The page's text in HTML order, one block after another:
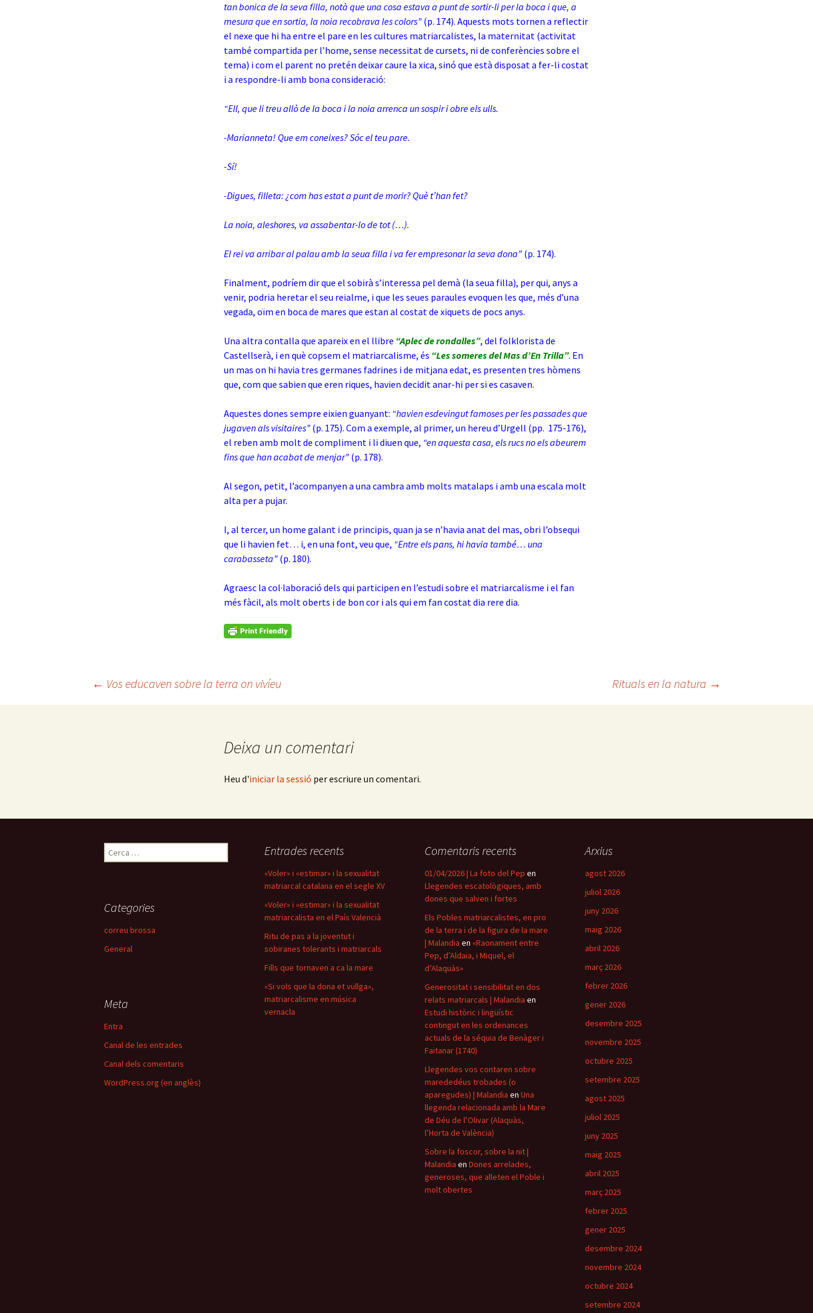
tan bonica de la seva filla, notà que una cosa estava a punt de sortir-li per la boca i que, a
mesura que en sortia, la noia recobrava les colors” (p. 174). Aquests mots tornen a reflectir
el nexe que hi ha entre el pare en les cultures matriarcalistes, la maternitat (activitat
també compartida per l’home, sense necessitat de cursets, ni de conferències sobre el
tema) i com el parent no pretén deixar caure la xica, sinó que està disposat a fer-li costat
i a respondre-li amb bona consideració:
“Ell, que li treu allò de la boca i la noia arrenca un sospir i obre els ulls.
-Marianneta! Que em coneixes? Sóc el teu pare.
-Sí!
-Digues, filleta: ¿com has estat a punt de morir? Què t’han fet?
La noia, aleshores, va assabentar-lo de tot (…).
El rei va arribar al palau amb la seua filla i va fer empresonar la seva dona” (p. 174).
Finalment, podríem dir que el sobirà s’interessa pel demà (la seua filla), per qui, anys a
venir, podria heretar el seu reialme, i que les seues paraules evoquen les que, més d’una
vegada, oïm en boca de mares que estan al costat de xiquets de pocs anys.
Una altra contalla que apareix en el llibre “Aplec de rondalles”, del folklorista de
Castellserà, i en què copsem el matriarcalisme, és “Les someres del Mas d’En Trilla”. En
un mas on hi havia tres germanes fadrines i de mitjana edat, es presenten tres hòmens
que, com que sabien que eren riques, havien decidit anar-hi per si es casaven.
Aquestes dones sempre eixien guanyant: “havien esdevingut famoses per les passades que
jugaven als visitaires” (p. 175). Com a exemple, al primer, un hereu d’Urgell (pp. 175-176),
el reben amb molt de compliment i li diuen que, “en aquesta casa, els rucs no els abeurem
fins que han acabat de menjar” (p. 178).
Al segon, petit, l’acompanyen a una cambra amb molts matalaps i amb una escala molt
alta per a pujar.
I, al tercer, un home galant i de principis, quan ja se n’havia anat del mas, obri l’obsequi
que li havien fet… i, en una font, veu que, “Entre els pans, hi havia també… una
carabasseta” (p. 180).
Agraesc la col·laboració dels qui participen en l’estudi sobre el matriarcalisme i el fan
més fàcil, als molt oberts i de bon cor i als qui em fan costat dia rere dia.
Navegació
← Vos educaven sobre la terra on vivíeu Rituals en la natura →
Deixa un comentari
Heu d'iniciar la sessió per escriure un comentari.
Cerca: Entrades recents
«Voler» i «estimar» i la sexualitat
matriarcal catalana en el segle XV
«Voler» i «estimar» i la sexualitat
matriarcalista en el País Valencià
Ritu de pas a la joventut i
sobiranes tolerants i matriarcals
Fills que tornaven a ca la mare
«Si vols que la dona et vullga»,
matriarcalisme en música
vernacla
Comentaris recents
01/04/2026 | La foto del Pep en
Llegendes escatològiques, amb
dones que salven i fortes
Els Pobles matriarcalistes, en pro
de la terra i de la figura de la mare
| Malandia en «Raonament entre
Pep, d’Aldaia, i Miquel, el
d’Alaquàs»
Generositat i sensibilitat en dos
relats matriarcals | Malandia en
Estudi històric i lingüístic
contingut en les ordenances
actuals de la séquia de Benàger i
Faitanar (1740)
Llegendes vos contaren sobre
marededéus trobades (o
aparegudes) | Malandia en Una
llegenda relacionada amb la Mare
de Déu de l’Olivar (Alaquàs,
l’Horta de València)
Sobre la foscor, sobre la nit |
Malandia en Dones arrelades,
generoses, que alleten el Poble i
molt obertes
Arxius
agost 2026
juliol 2026
juny 2026
maig 2026
abril 2026
març 2026
febrer 2026
gener 2026
desembre 2025
novembre 2025
octubre 2025
setembre 2025
agost 2025
juliol 2025
juny 2025
maig 2025
abril 2025
març 2025
febrer 2025
gener 2025
desembre 2024
novembre 2024
octubre 2024
setembre 2024
Categories
correu brossa
General
Meta
Entra
Canal de les entrades
Canal dels comentaris
WordPress.org (en anglès)